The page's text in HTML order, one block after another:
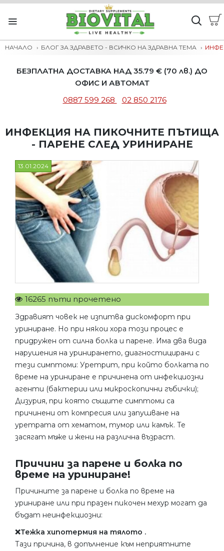
НАЧАЛО БЛОГ ЗА ЗДРАВЕТО - ВСИЧКО НА ЗДРАВНА ТЕМА
БЕЗПЛАТНА ДОСТАВКА НАД 35.79 € (70 лв.) ДО
ОФИС И АВТОМАТ
0887 599 268
02 850 2176
ИНФЕКЦИЯ НА ПИКОЧНИТЕ ПЪТИЩА
- ПАРЕНЕ СЛЕД УРИНИРАНЕ
13.01.2024
16265 пъти прочетено
Здравият човек не изпитва дискомфорт при
уриниране. Но при някои хора този процес е
придружен от силна болка и парене. Има два вида
нарушения на уринирането, диагностицирани с
тези симптоми: Уретрит, при който болката по
време на уриниране е причинена от инфекциозни
агенти (бактерии или микроскопични гъбички);
Дизурия, при която същите симптоми са
причинени от компресия или запушване на
уретрата от хематом, тумор или камък. Те
засягат мъже и жени на различна възраст.
Причини за парене и болка по
време на уриниране!
Причините за парене и болка по време на
уриниране или при празен пикочен мехур могат да
бъдат неинфекциозни:
❌Тежка хипотермия на тялото .
Тази причина, в допълнение към неприятните